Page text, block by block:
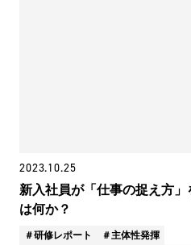
2023.10.25
新入社員が「仕事の捉え方
は何か？
研修レポート 主体性発揮